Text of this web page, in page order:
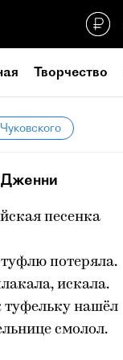
Творчество
Дженни
песенка
потеряла.
искала.
туфельку нашёл
смолол.